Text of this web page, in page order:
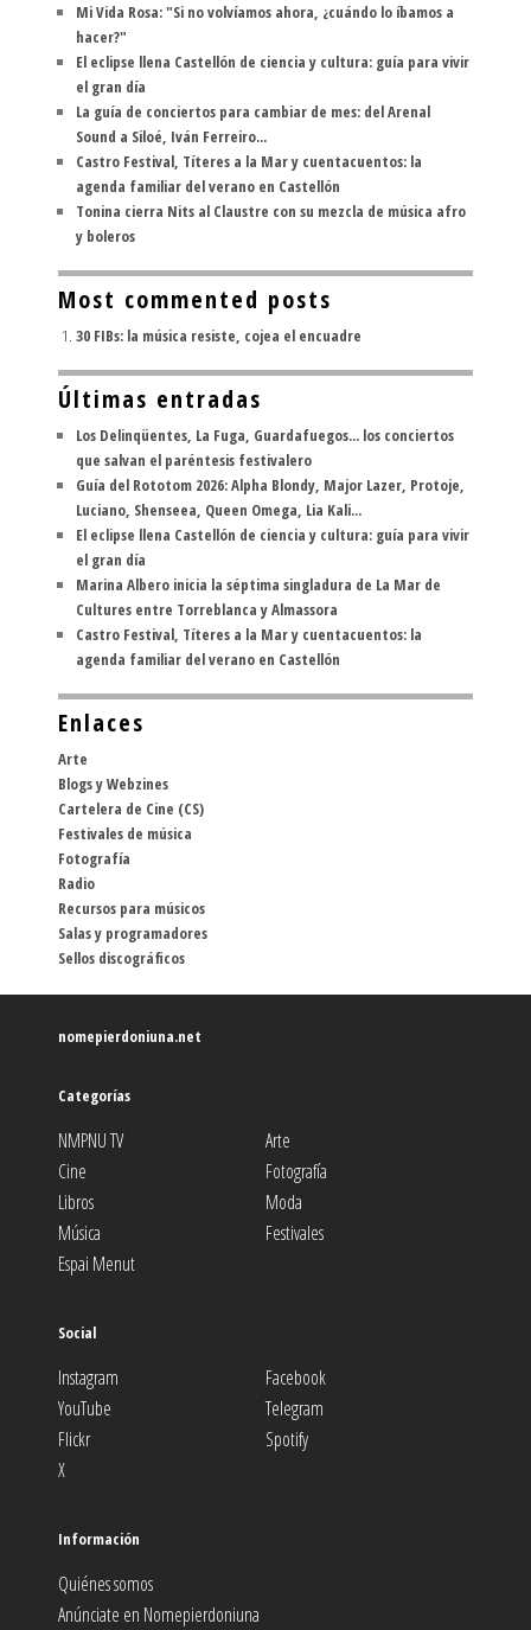
Mi Vida Rosa: "Si no volvíamos ahora, ¿cuándo lo íbamos a
hacer?"
El eclipse llena Castellón de ciencia y cultura: guía para vivir
el gran día
La guía de conciertos para cambiar de mes: del Arenal
Sound a Siloé, Iván Ferreiro...
Castro Festival, Títeres a la Mar y cuentacuentos: la
agenda familiar del verano en Castellón
Tonina cierra Nits al Claustre con su mezcla de música afro
y boleros
Most commented posts
30 FIBs: la música resiste, cojea el encuadre
Últimas entradas
Los Delinqüentes, La Fuga, Guardafuegos... los conciertos
que salvan el paréntesis festivalero
Guía del Rototom 2026: Alpha Blondy, Major Lazer, Protoje,
Luciano, Shenseea, Queen Omega, Lia Kali...
El eclipse llena Castellón de ciencia y cultura: guía para vivir
el gran día
Marina Albero inicia la séptima singladura de La Mar de
Cultures entre Torreblanca y Almassora
Castro Festival, Títeres a la Mar y cuentacuentos: la
agenda familiar del verano en Castellón
Enlaces
Arte
Blogs y Webzines
Cartelera de Cine (CS)
Festivales de música
Fotografía
Radio
Recursos para músicos
Salas y programadores
Sellos discográficos
nomepierdoniuna.net
Categorías
NMPNU TV
Arte
Cine
Fotografía
Libros
Moda
Música
Festivales
Espai Menut
Social
Instagram
Facebook
YouTube
Telegram
Flickr
Spotify
X
Información
Quiénes somos
Anúnciate en Nomepierdoniuna